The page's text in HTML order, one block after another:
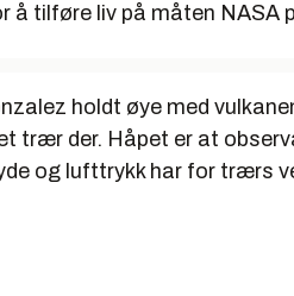
å tilføre liv på måten NASA
holdt øye med
trær der. Håpet er at
og lufttrykk har for trærs